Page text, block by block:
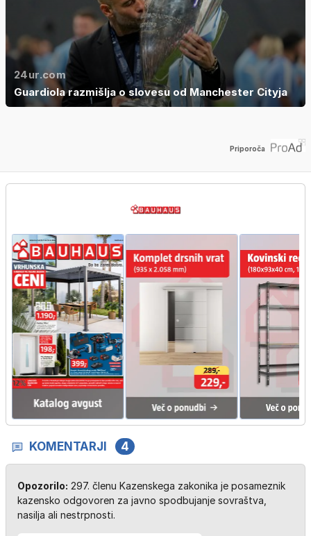
24ur.com
Guardiola razmišlja o slovesu od Manchester Cityja
Priporoča
KOMENTARJI 4
Opozorilo: 297. členu Kazenskega zakonika je posameznik
kazensko odgovoren za javno spodbujanje sovraštva,
nasilja ali nestrpnosti.